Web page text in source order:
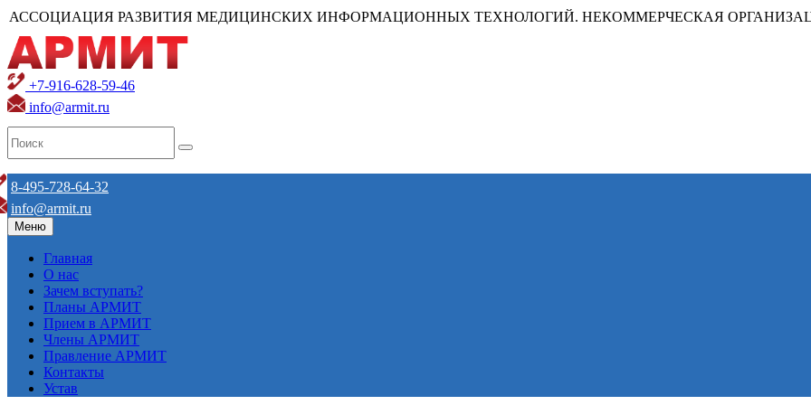
АССОЦИАЦИЯ РАЗВИТИЯ МЕДИЦИНСКИХ ИНФОРМАЦИОННЫХ ТЕХНОЛОГИЙ. НЕКОММЕРЧЕСКАЯ
+7-916-628-59-46
info@armit.ru
8-495-728-64-32
info@armit.ru
Меню
Главная
О нас
Зачем вступать?
Планы АРМИТ
Прием в АРМИТ
Члены АРМИТ
Правление АРМИТ
Контакты
Устав